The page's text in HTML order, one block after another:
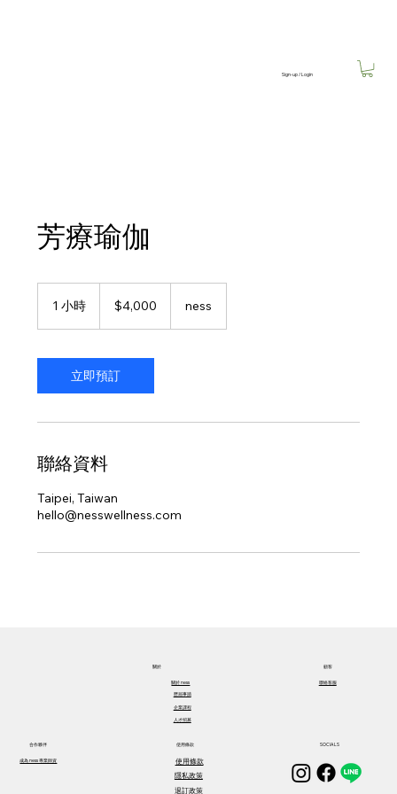
Sign-up / Login
芳療瑜伽
1 小時 $4,000 ness
立即預訂
聯絡資料
Taipei, Taiwan
hello@nesswellness.com
關於​
關於​ ness
歷屆事蹟
企業課程
人才招募
顧客
聯絡客服
合作夥伴
成為 ness 專業師資
使用條款
使用條款
隱私政策
退訂政策
SOCIALS